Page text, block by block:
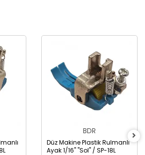
BDR
Düz Makine Plastik Rulmanlı
Ayak 1/16" "Sol" / SP-18L